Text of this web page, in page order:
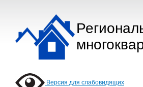
Версия для слабовидящих